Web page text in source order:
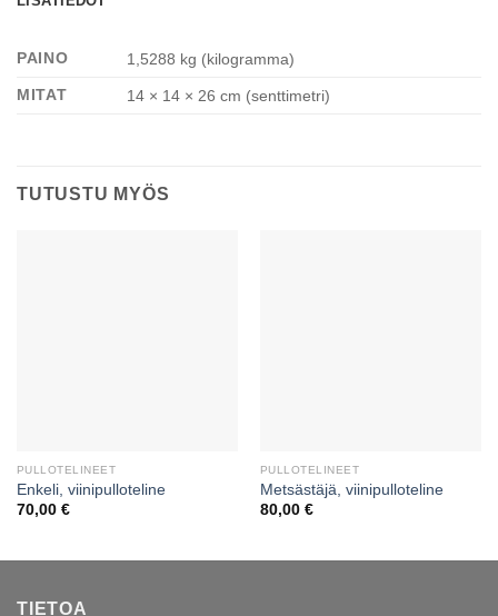
PAINO
1,5288 kg (kilogramma)
MITAT
14 × 14 × 26 cm (senttimetri)
TUTUSTU MYÖS
PULLOTELINEET
Enkeli, viinipulloteline
70,00 €
PULLOTELINEET
Metsästäjä, viinipulloteline
80,00 €
TIETOA